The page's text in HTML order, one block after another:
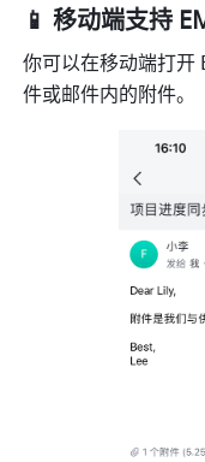
📱 移动端支持
你可以在移动端打开
件或邮件内的附件。